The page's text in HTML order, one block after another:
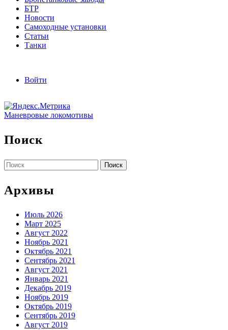
БТР
Новости
Самоходные установки
Статьи
Танки
Войти
Маневровые локомотивы
Поиск
Найти:
Архивы
Июль 2026
Март 2025
Август 2022
Ноябрь 2021
Октябрь 2021
Сентябрь 2021
Август 2021
Январь 2021
Декабрь 2019
Ноябрь 2019
Октябрь 2019
Сентябрь 2019
Август 2019